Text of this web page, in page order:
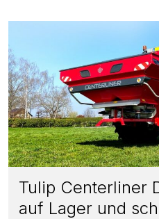
Tulip Centerliner
auf Lager und